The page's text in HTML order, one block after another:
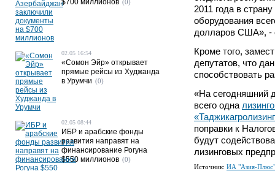
2011 года в
оборудования
долларов США», -
Кроме того,
депутатов, что
способствовать
«На сегодняшний
всего одна
поправки к
будут
лизинговых
Источник: ИА "Азия-Плюс"
$700 миллионов (0)
02.05 16:54
«Сомон Эйр» открывает
прямые рейсы из Худжанда
в Урумчи (0)
02.05 08:44
ИБР и арабские фонды
развития направят на
финансирование Рогуна
$550 миллионов (0)